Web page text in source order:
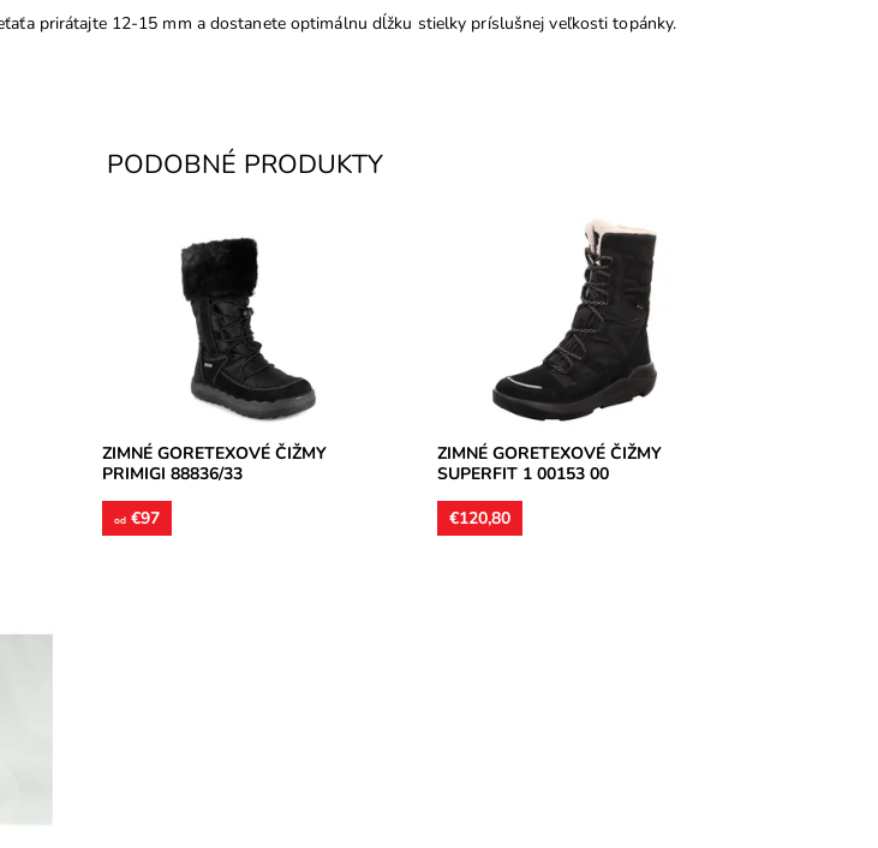
prirátajte 12-15 mm a dostanete optimálnu dĺžku stielky príslušnej veľkosti topánky.
PODOBNÉ PRODUKTY
z
Nepremokavá membrána GoreTex, z
vonkajšej bočnej strany zips, z prednej
časti pružná šnúrka na lepšie
prispôsobenie...
Skladom
Primigi
2 roky
ZIMNÉ GORETEXOVÉ ČIŽMY
PRIMIGI 88836/33
od €97
Nepremokavá membrána GoreTex,
vpredu šnurovanie, z vonkajšej bočnej
strany zips. Zvršok usňová koža v
Skladom
Superfit
2 roky
ZIMNÉ GORETEXOVÉ ČIŽMY
SUPERFIT 1 00153 00
€120,80
z